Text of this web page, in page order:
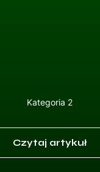
Kategoria 2
Czytaj artykuł